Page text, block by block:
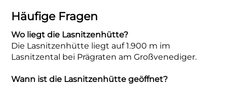
Häufige Fragen
Wo liegt die Lasnitzenhütte?
Die Lasnitzenhütte liegt auf 1.900 m im
Lasnitzental bei Prägraten am Großvenediger.
Wann ist die Lasnitzenhütte geöffnet?